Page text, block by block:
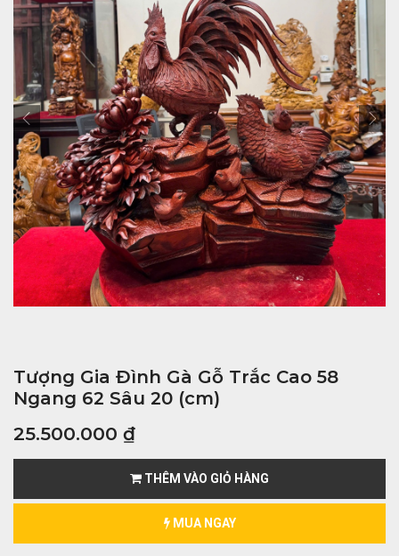
Tượng Gia Đình Gà Gỗ Trắc Cao 58
Ngang 62 Sâu 20 (cm)
25.500.000 ₫
THÊM VÀO GIỎ HÀNG
MUA NGAY